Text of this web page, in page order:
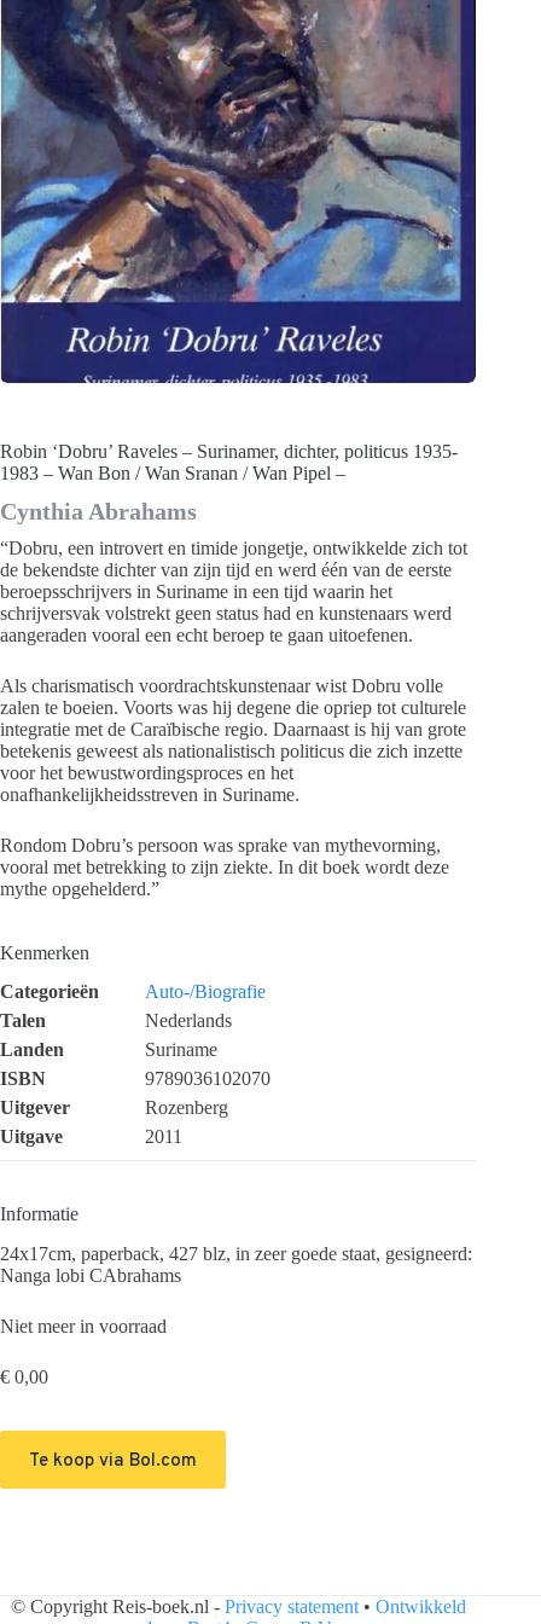
Robin ‘Dobru’ Raveles – Surinamer, dichter, politicus 1935-
1983 – Wan Bon / Wan Sranan / Wan Pipel –
Cynthia Abrahams
“Dobru, een introvert en timide jongetje, ontwikkelde zich tot
de bekendste dichter van zijn tijd en werd één van de eerste
beroepsschrijvers in Suriname in een tijd waarin het
schrijversvak volstrekt geen status had en kunstenaars werd
aangeraden vooral een echt beroep te gaan uitoefenen.
Als charismatisch voordrachtskunstenaar wist Dobru volle
zalen te boeien. Voorts was hij degene die opriep tot culturele
integratie met de Caraïbische regio. Daarnaast is hij van grote
betekenis geweest als nationalistisch politicus die zich inzette
voor het bewustwordingsproces en het
onafhankelijkheidsstreven in Suriname.
Rondom Dobru’s persoon was sprake van mythevorming,
vooral met betrekking to zijn ziekte. In dit boek wordt deze
mythe opgehelderd.”
Kenmerken
Categorieën
Auto-/Biografie
Talen
Nederlands
Landen
Suriname
ISBN
9789036102070
Uitgever
Rozenberg
Uitgave
2011
Informatie
24x17cm, paperback, 427 blz, in zeer goede staat, gesigneerd:
Nanga lobi CAbrahams
Niet meer in voorraad
€ 0,00
Te koop via Bol.com
© Copyright Reis-boek.nl - Privacy statement • Ontwikkeld